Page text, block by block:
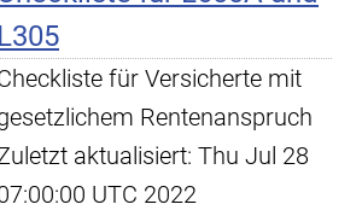
L305
für Versicherte mit
Rentenanspruch
aktualisiert: Thu Jul 28
UTC 2022